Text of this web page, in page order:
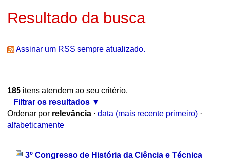
Resultado da busca
Assinar um RSS sempre atualizado.
185itens atendem ao seu critério.
Filtrar os resultados
Ordenar por relevância · data (mais recente primeiro) ·
alfabeticamente
3º Congresso de História da Ciência e Técnica